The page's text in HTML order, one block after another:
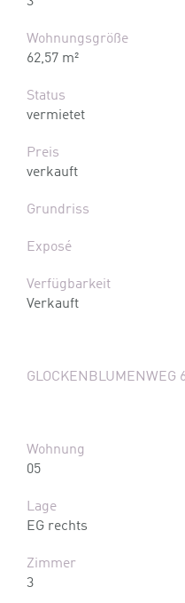
Wohnungsgröße
62,57 m²
Status
vermietet
Preis
verkauft
Grundriss
Exposé
Verfügbarkeit
Verkauft
GLOCKENBLUMENWEG
Wohnung
05
Lage
EG rechts
Zimmer
3